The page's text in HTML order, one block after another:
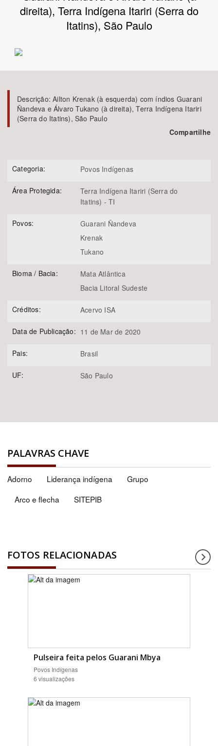
Tema
Subtema
Área de Levantamento
Área Protegida
direita), Terra Indígena Itariri (Serra do
Itatins), São Paulo
Descrição:Ailton Krenak (à esquerda) com índios Guarani
Ñandeva e Álvaro Tukano (à direita), Terra Indígena Itariri
(Serra do Itatins), São Paulo
Compartilhe
Categoria: Povos Indígenas
Área Protegida:
Terra Indígena Itariri (Serra do
Itatins) - TI
Povos:
Guarani Ñandeva
Krenak
Tukano
Bioma / Bacia:
Mata Atlântica
Bacia Litoral Sudeste
Créditos: Acervo ISA
Data de Publicação: 11 de Mar de 2020
Pais: Brasil
UF: São Paulo
PALAVRAS CHAVE
Adorno Liderança indígena
Grupo
Arco e flecha
SITEPIB
FOTOS RELACIONADAS
Pulseira feita pelos Guarani Mbya
Povos Indígenas
6 visualizações